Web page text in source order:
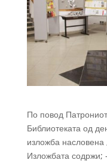
По повод
Библиотеката од
изложба насловена
Изложбата